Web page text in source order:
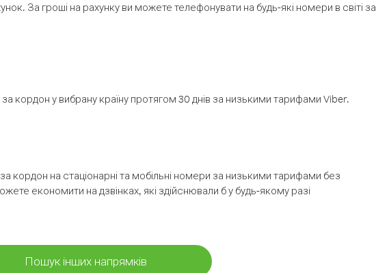
За гроші на рахунку ви можете телефонувати на будь-які номери в світі за
кордон у вибрану країну протягом 30 днів за низькими тарифами Viber.
кордон на стаціонарні та мобільні номери за низькими тарифами без
економити на дзвінках, які здійснювали б у будь-якому разі
Пошук інших напрямків